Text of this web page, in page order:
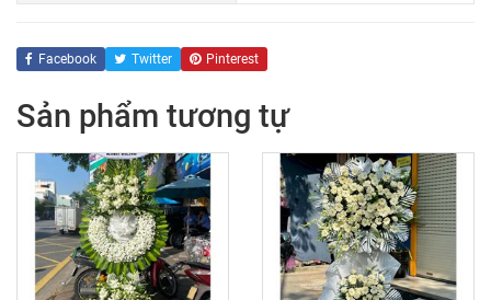
Facebook Twitter Pinterest
Sản phẩm tương tự